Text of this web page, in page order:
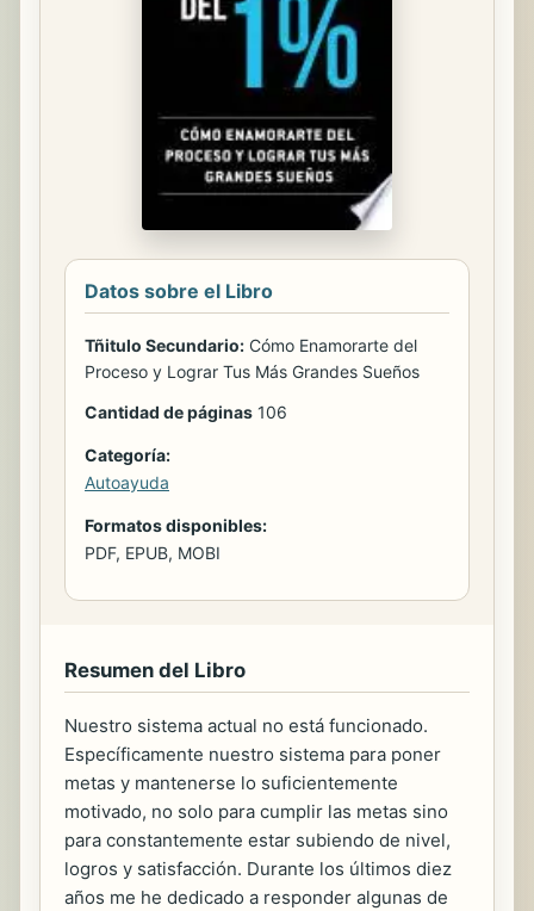
Datos sobre el Libro
Tñitulo Secundario: Cómo Enamorarte del
Proceso y Lograr Tus Más Grandes Sueños
Cantidad de páginas 106
Categoría:
Autoayuda
Formatos disponibles:
PDF, EPUB, MOBI
Resumen del Libro
Nuestro sistema actual no está funcionado.
Específicamente nuestro sistema para poner
metas y mantenerse lo suficientemente
motivado, no solo para cumplir las metas sino
para constantemente estar subiendo de nivel,
logros y satisfacción. Durante los últimos diez
años me he dedicado a responder algunas de